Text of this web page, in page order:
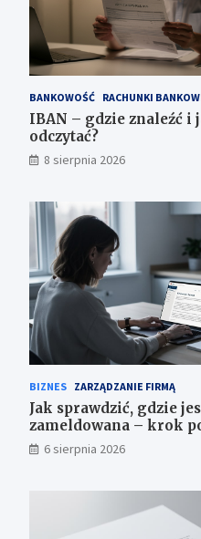
BANKOWOŚĆ RACHUNKI
IBAN – gdzie znaleźć i
odczytać?
8 sierpnia 2026
BIZNES ZARZĄDZANIE FIRMĄ
Jak sprawdzić, gdzie
zameldowana – krok
6 sierpnia 2026